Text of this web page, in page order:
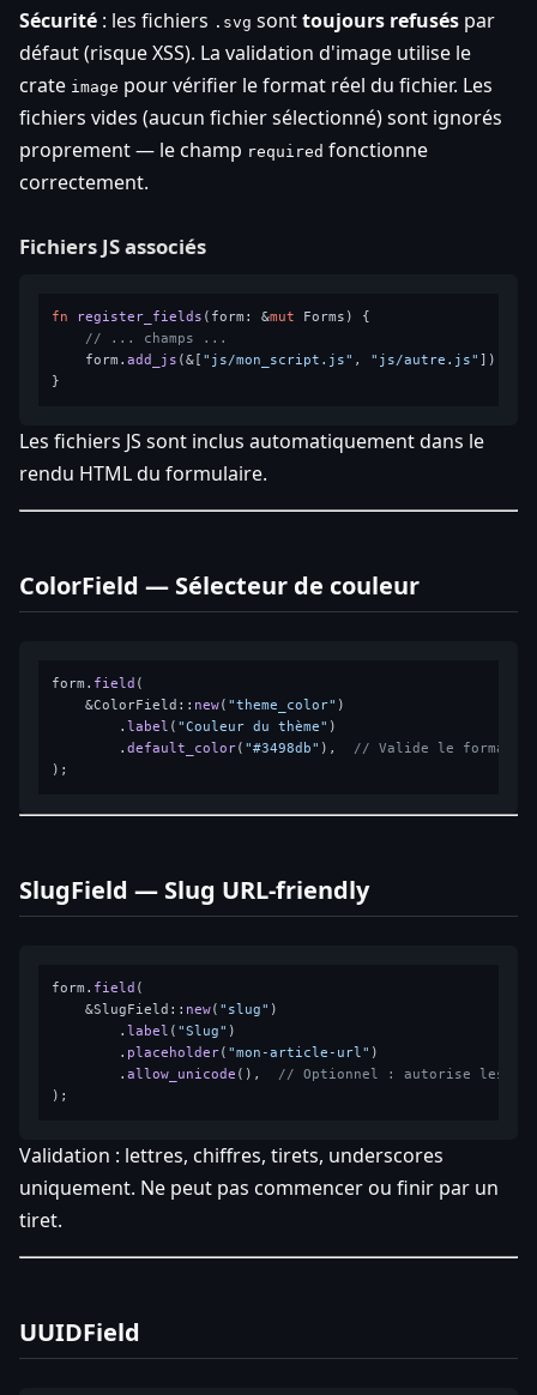
Sécurité : les fichiers .svg sonttoujours refusés par
défaut (risque XSS). La validation d'image utilise le
crate image pour vérifier le format réel du fichier. Les
fichiers vides (aucun fichier sélectionné) sont ignorés
proprement — le champ required fonctionne
correctement.
Fichiers JS associés
fn register_fields (form: &mut Forms) {
// ... champs ...
    form.
add_js (&[ "js/mon_script.js" , "js/autre.js" ]);
Les fichiers JS sont inclus automatiquement dans le
rendu HTML du formulaire.
ColorField — Sélecteur de couleur
form. field (
    &ColorField::
new( "theme_color" )
        .
label ( "Couleur du thème" )
        .
default_color( "#3498db" ), // Valide le format
SlugField — Slug URL-friendly
form. field (
    &SlugField::
new( "slug" )
        .
label ( "Slug" )
        .
placeholder( "mon-article-url" )
        .
allow_unicode (), // Optionnel : autorise les
Validation : lettres, chiffres, tirets, underscores
uniquement. Ne peut pas commencer ou finir par un
tiret.
UUIDField